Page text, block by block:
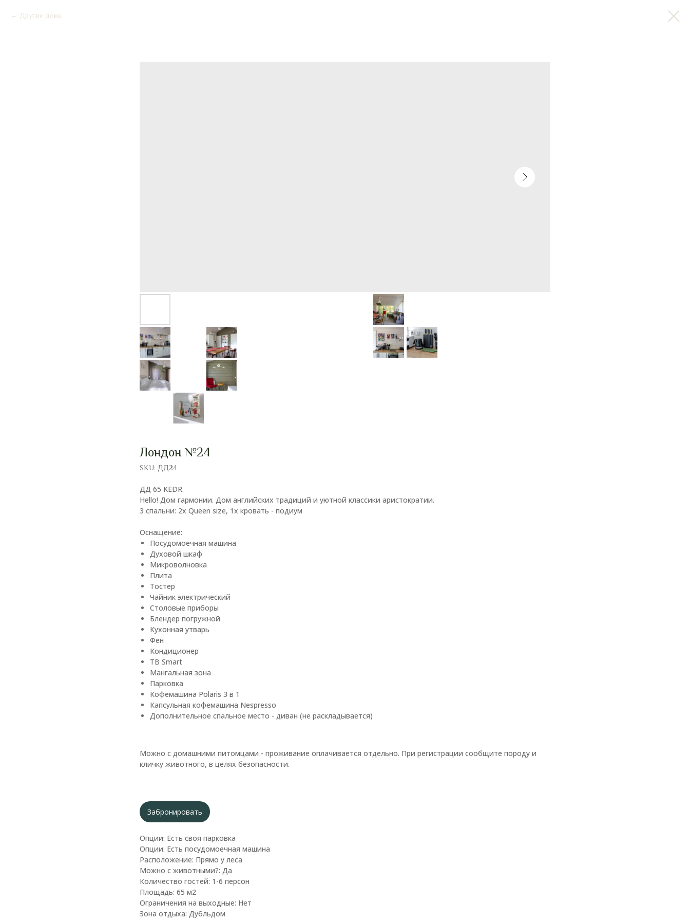
Другие дома
Лондон №24
SKU: ДД24
ДД 65 KEDR.
Hello! Дом гармонии. Дом английских традиций и уютной классики аристократии.
3 спальни: 2x Queen size, 1x кровать - подиум
Оснащение:
Посудомоечная машина
Духовой шкаф
Микроволновка
Плита
Тостер
Чайник электрический
Столовые приборы
Блендер погружной
Кухонная утварь
Фен
Кондиционер
ТВ Smart
Мангальная зона
Парковка
Кофемашина Polaris 3 в 1
Капсульная кофемашина Nespresso
Дополнительное спальное место - диван (не раскладывается)
Можно с домашними питомцами - проживание оплачивается отдельно. При регистрации сообщите породу и
кличку животного, в целях безопасности.
Забронировать
Опции: Есть своя парковка
Опции: Есть посудомоечная машина
Расположение: Прямо у леса
Можно с животными?: Да
Количество гостей: 1-6 персон
Площадь: 65 м2
Ограничения на выходные: Нет
Зона отдыха: Дубльдом